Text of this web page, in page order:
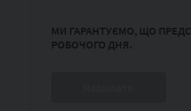
МИ ГАРАНТУЄМО, ЩО
РОБОЧОГО ДНЯ.